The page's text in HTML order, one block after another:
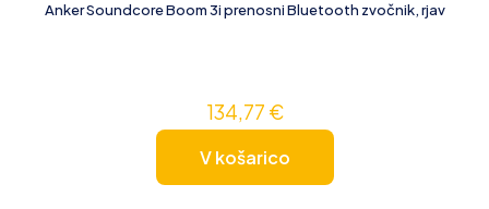
Anker Soundcore Boom 3i prenosni Bluetooth zvočnik, rjav
134,77 €
V košarico